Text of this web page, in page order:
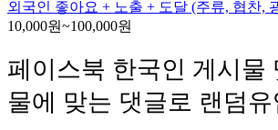
외국인 좋아요 + 노출 + 도달 (주류, 협찬,
10,000원~100,000원
페이스북 한국인 게시물
물에 맞는 댓글로 랜덤유